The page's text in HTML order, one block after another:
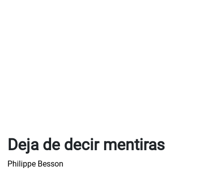
Deja de decir mentiras
Philippe Besson